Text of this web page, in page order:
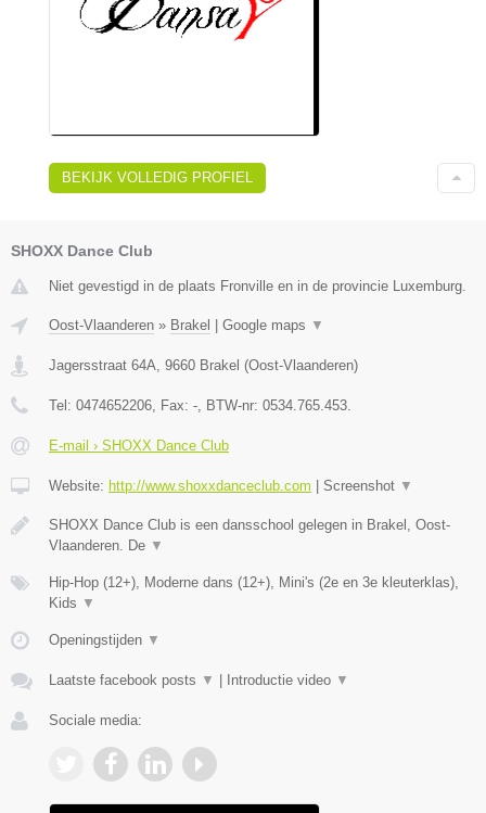
BEKIJK VOLLEDIG PROFIEL
SHOXX Dance Club
Niet gevestigd in de plaats Fronville en in de provincie Luxemburg.
Oost-Vlaanderen » Brakel | Google maps ▼
Jagersstraat 64A 9660 Brakel (Oost-Vlaanderen)
Tel: 0474652206 , Fax: - , BTW-nr: 0534.765.453.
E-mail › SHOXX Dance Club
Website: http://www.shoxxdanceclub.com | Screenshot ▼
SHOXX Dance Club is een dansschool gelegen in Brakel, Oost-
Vlaanderen. De ▼
Hip-Hop (12+), Moderne dans (12+), Mini's (2e en 3e kleuterklas),
Kids ▼
Openingstijden ▼
Laatste facebook posts ▼ | Introductie video ▼
Sociale media: